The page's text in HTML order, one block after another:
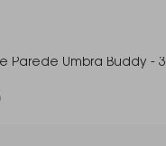
Parede Umbra Buddy - 3